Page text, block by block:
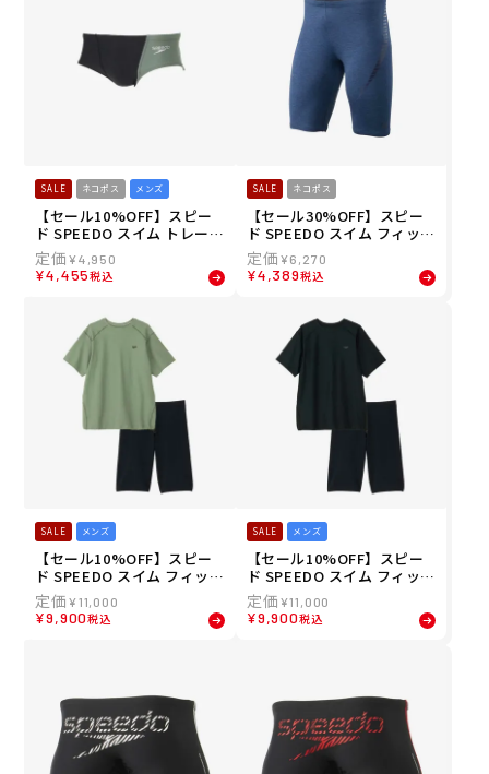
SALE ネコポス メンズ
【セール10%OFF】スピー
ド SPEEDO スイム トレーニ
ング 競泳 水着 ファン ピー
ス ターンズ ショート ボック
ス Fun Piece TurnS Short
性 24S2 秋冬
¥4,950
¥4,455税込
SALE ネコポス
【セール30%OFF】スピー
ド SPEEDO スイム フィット
ネス 水着 ディアゴナ ジャマ
ー Diagona Jammer SF62
250-N メンズ 男性 24S2 秋
¥6,270
¥4,389税込
SALE メンズ
【セール10%OFF】スピー
ド SPEEDO スイム フィット
ネス 水着 メンズ ジョーゲ
MJG SF22455-SK メンズ 男
性 24S2 秋冬
¥11,000
¥9,900税込
SALE メンズ
【セール10%OFF】スピー
ド SPEEDO スイム フィット
ネス 水着 メンズ ジョーゲ
MJG SF22455-K メンズ 男
性 24S2 秋冬
¥11,000
¥9,900税込